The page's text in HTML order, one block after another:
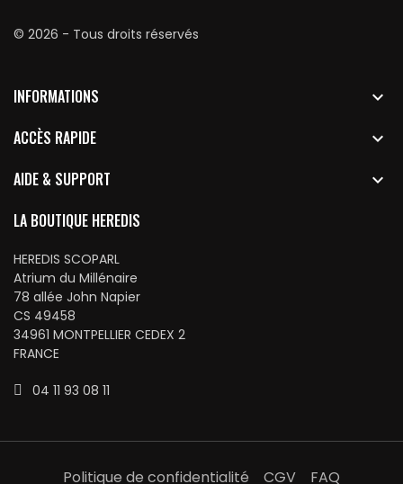
© 2026 - Tous droits réservés
INFORMATIONS

ACCÈS RAPIDE

AIDE & SUPPORT

LA BOUTIQUE HEREDIS
HEREDIS SCOPARL
Atrium du Millénaire
78 allée John Napier
CS 49458
34961 MONTPELLIER CEDEX 2
FRANCE
04 11 93 08 11
Politique de confidentialité CGV FAQ